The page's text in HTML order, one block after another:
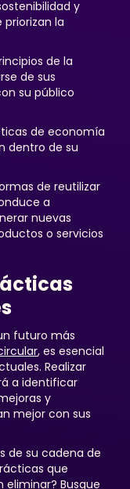
y
la
de la
de sus
su público
de economía
dentro de su
de reutilizar
a
nuevas
o servicios
futuro más
, es esencial
Realizar
a identificar
y
mejor con sus
de su cadena de
que
eliminar? Busque